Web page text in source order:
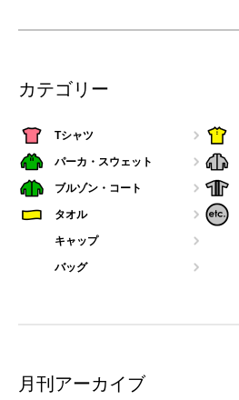
カテゴリー
Tシャツ
パーカ・スウェット
ブルゾン・コート
タオル
キャップ
バッグ
月刊アーカイブ